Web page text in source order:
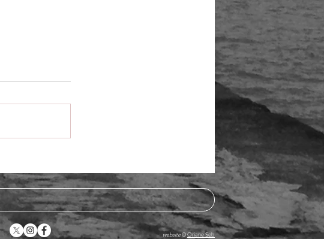
oubli ni pardon. Liberté de
circulation !
website©Oriane Seb